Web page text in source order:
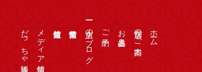
ホーム
店舗のご案内
お品書き
ご予約
店主のブログ
メディア情報
だっちゃ通販